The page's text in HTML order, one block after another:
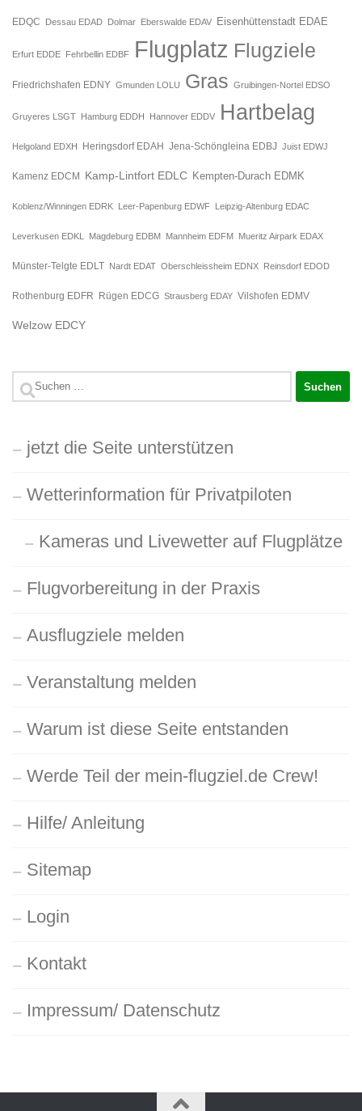
EDQC Dessau EDAD Dolmar Eberswalde EDAV Eisenhüttenstadt EDAE
Erfurt EDDE Fehrbellin EDBF Flugplatz Flugziele
Friedrichshafen EDNY Gmunden LOLU Gras Gruibingen-Nortel EDSO
Gruyeres LSGT Hamburg EDDH Hannover EDDV Hartbelag
Helgoland EDXH Heringsdorf EDAH Jena-Schöngleina EDBJ Juist EDWJ
Kamenz EDCM Kamp-Lintfort EDLC Kempten-Durach EDMK
Koblenz/Winningen EDRK Leer-Papenburg EDWF Leipzig-Altenburg EDAC
Leverkusen EDKL Magdeburg EDBM Mannheim EDFM Mueritz Airpark EDAX
Münster-Telgte EDLT Nardt EDAT Oberschleissheim EDNX Reinsdorf EDOD
Rothenburg EDFR Rügen EDCG Strausberg EDAY Vilshofen EDMV
Welzow EDCY
Suchen
jetzt die Seite unterstützen
Wetterinformation für Privatpiloten
Kameras und Livewetter auf Flugplätze
Flugvorbereitung in der Praxis
Ausflugziele melden
Veranstaltung melden
Warum ist diese Seite entstanden
Werde Teil der mein-flugziel.de Crew!
Hilfe/ Anleitung
Sitemap
Login
Kontakt
Impressum/ Datenschutz